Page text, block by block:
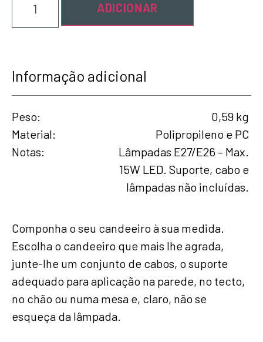
ADICIONAR
Informação adicional
Peso
0,59 kg
Material
Polipropileno e PC
Notas
Lâmpadas E27/E26 – Max.
15W LED. Suporte, cabo e
lâmpadas não incluídas.
Componha o seu candeeiro à sua medida.
Escolha o candeeiro que mais lhe agrada,
junte-lhe um conjunto de cabos, o suporte
adequado para aplicação na parede, no tecto,
no chão ou numa mesa e, claro, não se
esqueça da lâmpada.